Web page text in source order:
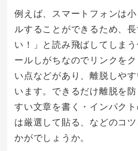
例えば、スマートフォンは
ルすることができるため、
い！」と読み飛ばしてしま
ールしがちなのでリンクを
い点などがあり、離脱しや
います。できるだけ離脱を
すい文章を書く・インパク
は厳選して貼る、などのコ
かがでしょうか。